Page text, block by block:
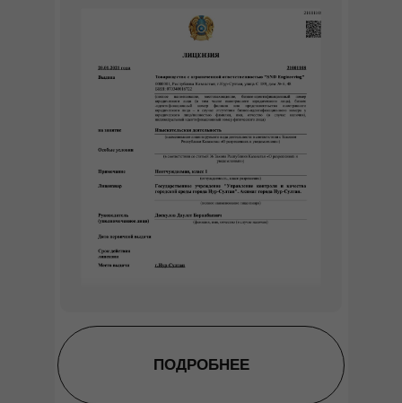
ПОДРОБНЕЕ